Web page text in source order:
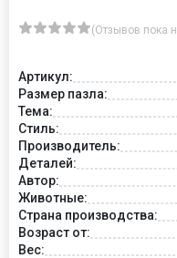
(Отзывов пока
Артикул:
Размер пазла:
Тема:
Стиль:
Производитель:
Деталей:
Автор:
Животные:
Страна производства:
Возраст от:
Вес: